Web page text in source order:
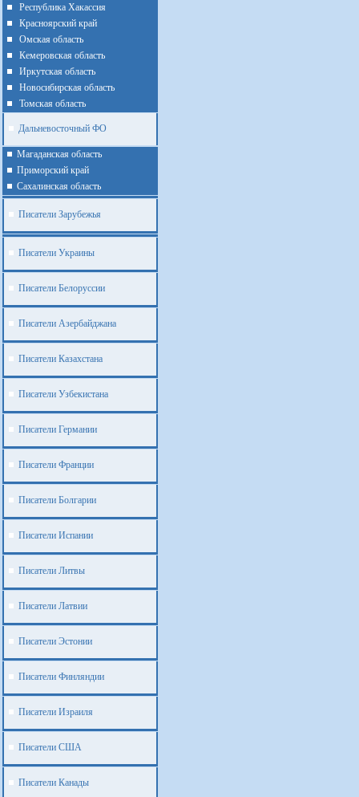
Республика Хакассия
Красноярский край
Омская область
Кемеровская область
Иркутская область
Новосибирская область
Томская область
Дальневосточный ФО
Магаданская область
Приморский край
Cахалинская область
Писатели Зарубежья
Писатели Украины
Писатели Белоруссии
Писатели Азербайджана
Писатели Казахстана
Писатели Узбекистана
Писатели Германии
Писатели Франции
Писатели Болгарии
Писатели Испании
Писатели Литвы
Писатели Латвии
Писатели Эстонии
Писатели Финляндии
Писатели Израиля
Писатели США
Писатели Канады